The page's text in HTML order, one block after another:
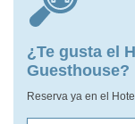
¿Te gusta el
Guesthouse?
Reserva ya en el